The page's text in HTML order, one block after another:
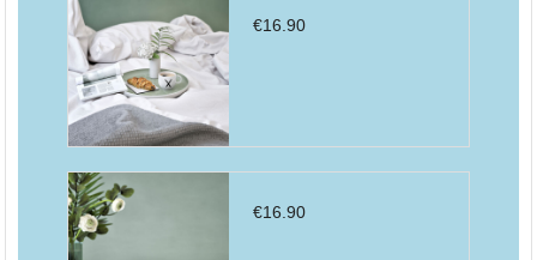
€16.90
€16.90